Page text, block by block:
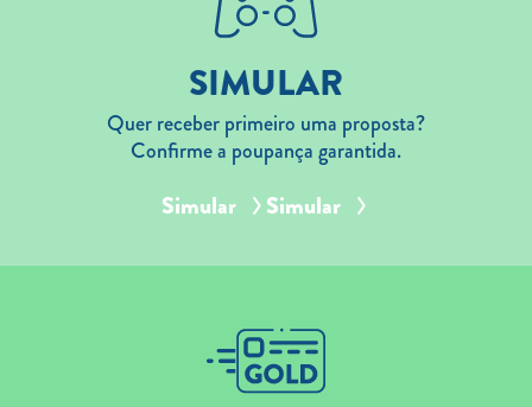
SIMULAR
Quer receber primeiro uma proposta?
Confirme a poupança garantida.
Simular Simular